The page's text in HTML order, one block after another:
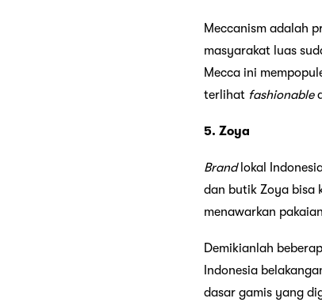
Meccanism adalah
masyarakat luas
Mecca ini
terlihat fashionable
5. Zoya
Brandlokal
dan butik Zoya bisa
menawarkan
Demikianlah
Indonesia
dasar gamis yang